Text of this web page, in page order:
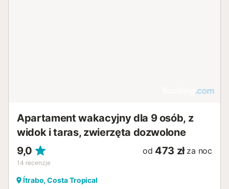
łazienki z prysznicem. Jedną z łazienek jest apartament z
jadalnia z sofami, kominkiem, TV satel...
Apartament wakacyjny dla 9 osób, z
widok i taras, zwierzęta dozwolone
9,0
14 recenzje
od 473 zł za noc
Ítrabo, Costa Tropical